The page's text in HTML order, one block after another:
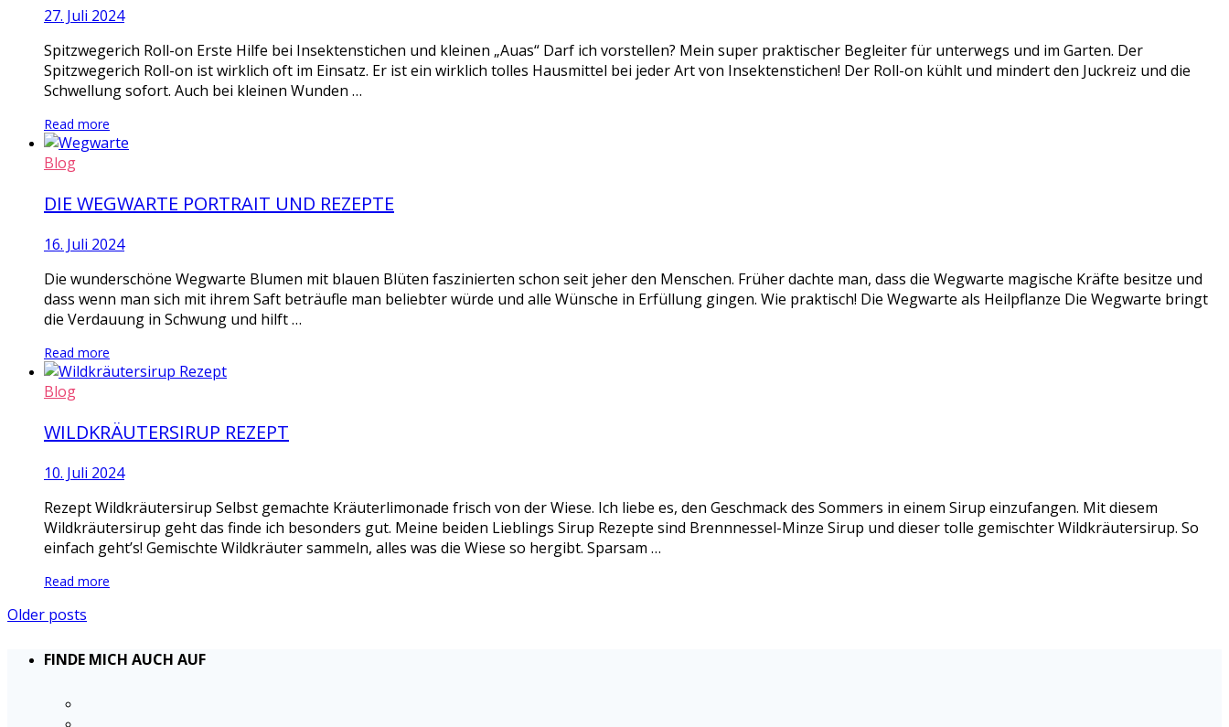
27. Juli 2024
Spitzwegerich Roll-on Erste Hilfe bei Insektenstichen und kleinen „Auas“ Darf ich vorstellen? Mein super praktischer Begleiter für unterwegs und im Garten. Der
Spitzwegerich Roll-on ist wirklich oft im Einsatz. Er ist ein wirklich tolles Hausmittel bei jeder Art von Insektenstichen! Der Roll-on kühlt und mindert den Juckreiz und die
Schwellung sofort. Auch bei kleinen Wunden …
Read more
Blog
DIE WEGWARTE PORTRAIT UND REZEPTE
16. Juli 2024
Die wunderschöne Wegwarte Blumen mit blauen Blüten faszinierten schon seit jeher den Menschen. Früher dachte man, dass die Wegwarte magische Kräfte besitze und
dass wenn man sich mit ihrem Saft beträufle man beliebter würde und alle Wünsche in Erfüllung gingen. Wie praktisch! Die Wegwarte als Heilpflanze Die Wegwarte bringt
die Verdauung in Schwung und hilft …
Read more
Blog
WILDKRÄUTERSIRUP REZEPT
10. Juli 2024
Rezept Wildkräutersirup Selbst gemachte Kräuterlimonade frisch von der Wiese. Ich liebe es, den Geschmack des Sommers in einem Sirup einzufangen. Mit diesem
Wildkräutersirup geht das finde ich besonders gut. Meine beiden Lieblings Sirup Rezepte sind Brennnessel-Minze Sirup und dieser tolle gemischter Wildkräutersirup. So
einfach geht’s! Gemischte Wildkräuter sammeln, alles was die Wiese so hergibt. Sparsam …
Read more
Older posts
FINDE MICH AUCH AUF